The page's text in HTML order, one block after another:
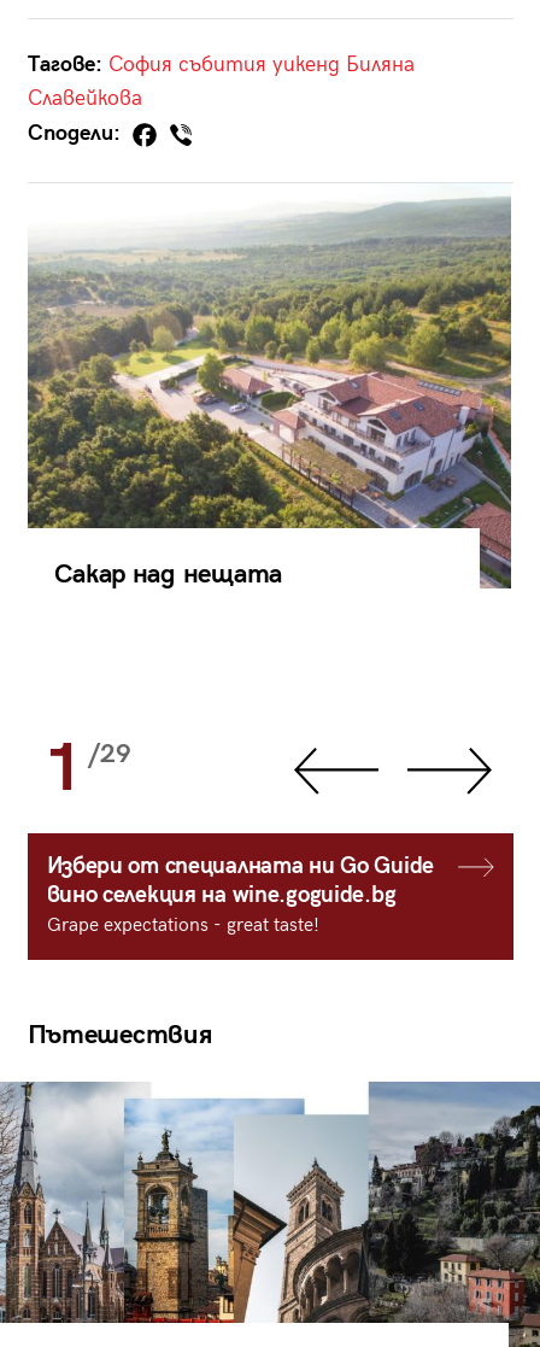
Тагове: София събития уикенд Биляна
Славейкова
Сподели:
Сакар над нещата
1 /29
Избери от специалната ни Go Guide
вино селекция на wine.goguide.bg
Grape expectations - great taste!
Пътешествия